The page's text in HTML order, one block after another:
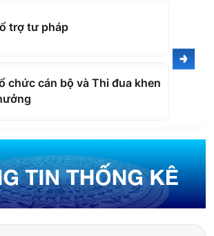
Luật Hà Nội tổ chức tập huấn ứng
400 cán bộ, giảng viên
Công nghệ thông tin
ký biện pháp bảo đảm và
thường nhà nước